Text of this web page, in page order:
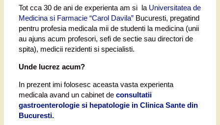
Tot cca 30 de ani de experienta am si la Universitatea de
Medicina si Farmacie “Carol Davila” Bucuresti, pregatind
pentru profesia medicala mii de studenti la medicina (unii
au ajuns acum profesori, sefi de sectie sau directori de
spita), medicii rezidenti si specialisti.
Unde lucrez acum?
In prezent imi folosesc aceasta vasta experienta
medicala avand un cabinet de consultatii
gastroenterologie si hepatologie in Clinica Sante din
Bucuresti.